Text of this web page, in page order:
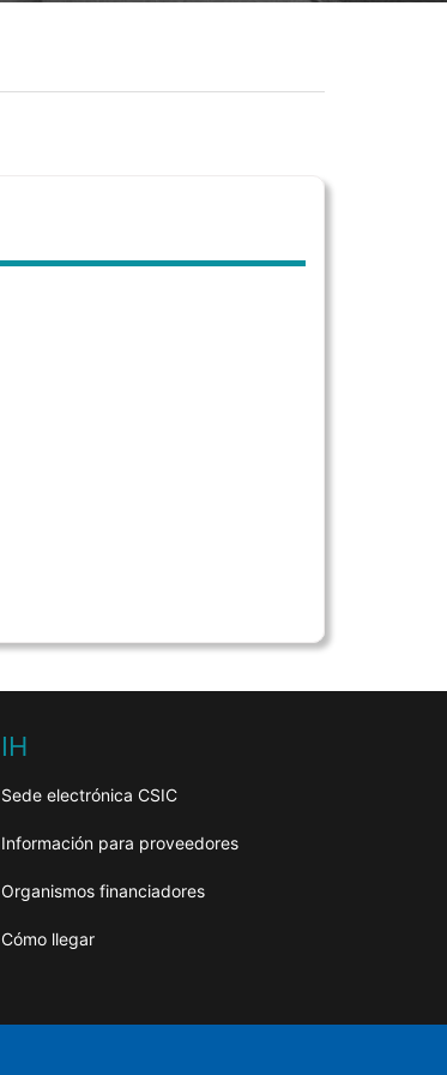
IH
Sede electrónica CSIC
Información para proveedores
Organismos financiadores
Cómo llegar